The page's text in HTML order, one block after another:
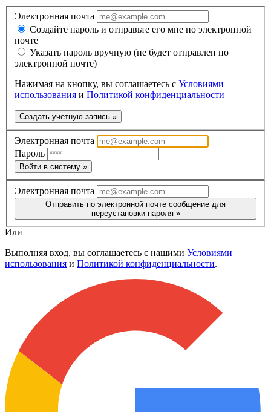
Электронная почта
Создайте пароль и отправьте его мне по электронной
почте
Указать пароль вручную (не будет отправлен по
электронной почте)
Нажимая на кнопку, вы соглашаетесь с Условиями
использования и Политикой конфиденциальности
Создать учетную запись »
Электронная почта
Пароль
Войти в систему »
Электронная почта
Отправить по электронной почте сообщение для
переустановки пароля »
Или
Выполняя вход, вы соглашаетесь с нашими Условиями
использования и Политикой конфиденциальности.